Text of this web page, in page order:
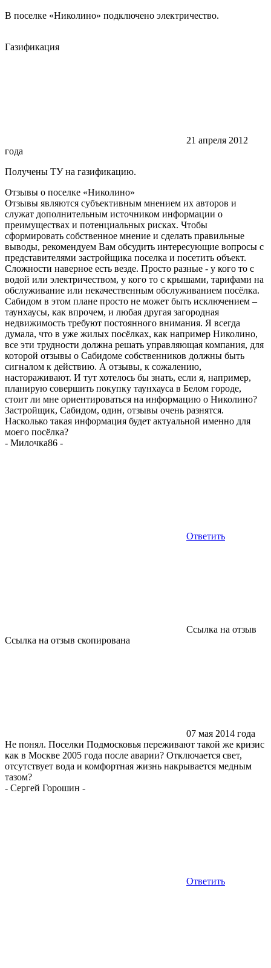
В поселке «Николино» подключено электричество.
Газификация
21 апреля 2012
года
Получены ТУ на газификацию.
Отзывы о поселке «Николино»
Отзывы являются субъективным мнением их авторов и
служат дополнительным источником информации о
преимуществах и потенциальных рисках. Чтобы
сформировать собственное мнение и сделать правильные
выводы, рекомендуем Вам обсудить интересующие вопросы с
представителями застройщика поселка и посетить объект.
Сложности наверное есть везде. Просто разные - у кого то с
водой или электричеством, у кого то с крышами, тарифами на
обслуживание или некачественным обслуживанием посёлка.
Сабидом в этом плане просто не может быть исключением –
таунхаусы, как впрочем, и любая другая загородная
недвижимость требуют постоянного внимания. Я всегда
думала, что в уже жилых посёлках, как например Николино,
все эти трудности должна решать управляющая компания, для
которой отзывы о Сабидоме собственников должны быть
сигналом к действию. А отзывы, к сожалению,
настораживают. И тут хотелось бы знать, если я, например,
планирую совершить покупку таунхауса в Белом городе,
стоит ли мне ориентироваться на информацию о Николино?
Застройщик, Сабидом, один, отзывы очень разнятся.
Насколько такая информация будет актуальной именно для
моего посёлка?
- Милочка86 -
Ответить
Ссылка на отзыв
Ссылка на отзыв скопирована
07 мая 2014 года
Не понял. Поселки Подмосковья переживают такой же кризис
как в Москве 2005 года после аварии? Отключается свет,
отсутствует вода и комфортная жизнь накрывается медным
тазом?
- Сергей Горошин -
Ответить